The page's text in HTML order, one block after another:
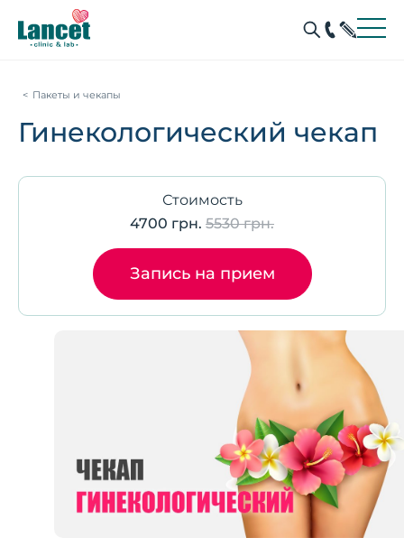
Пакеты и чекапы
Гинекологический чекап
Стоимость
4700 грн. 5530 грн.
Запись на прием